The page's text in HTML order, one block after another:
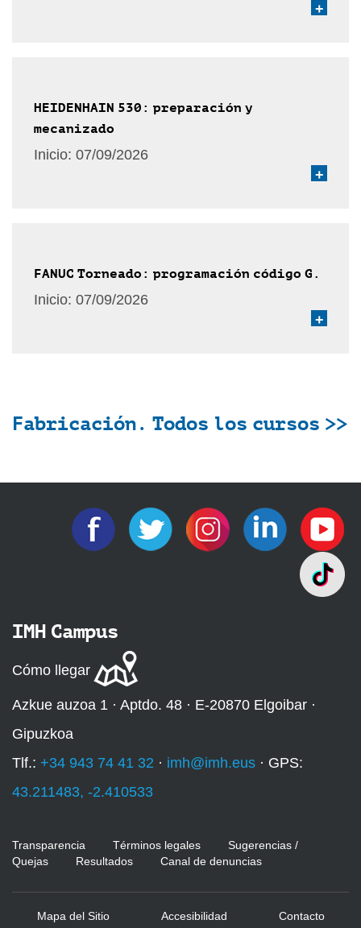
+
HEIDENHAIN 530: preparación y
mecanizado
Inicio: 07/09/2026
+
FANUC Torneado: programación código G.
Inicio: 07/09/2026
+
Fabricación. Todos los cursos >>
IMH Campus
Cómo llegar
Azkue auzoa 1 · Aptdo. 48 · E-20870 Elgoibar ·
Gipuzkoa
Tlf.: +34 943 74 41 32 · imh@imh.eus · GPS:
43.211483, -2.410533
Transparencia Términos legales
Sugerencias /
Quejas
Resultados Canal de denuncias
Mapa del Sitio Accesibilidad Contacto